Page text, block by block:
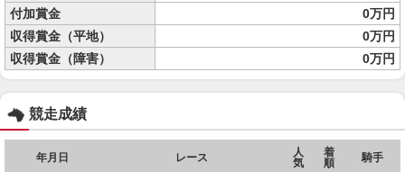
付加賞金
0万円
収得賞金（平地）
0万円
収得賞金（障害）
0万円
競走成績
年月日 レース
人
気
着
順
騎手